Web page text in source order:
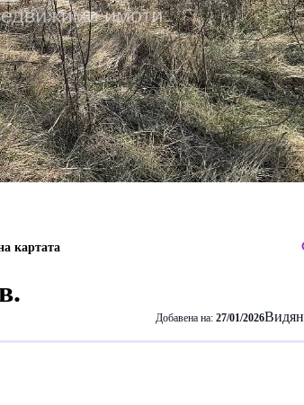
картата
Добавена на: 27/01/2026